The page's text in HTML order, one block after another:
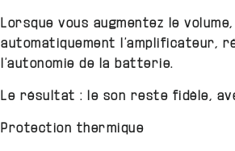
Lorsque vous augmentez le
automatiquement l’amplificateur,
l’autonomie de la batterie.
Le résultat : le son reste fidèle,
Protection thermique